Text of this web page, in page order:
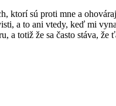
sú proti mne a
a to ani vtedy, keď mi
totiž že sa často stáva,